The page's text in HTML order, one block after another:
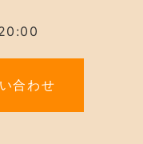
合わせ